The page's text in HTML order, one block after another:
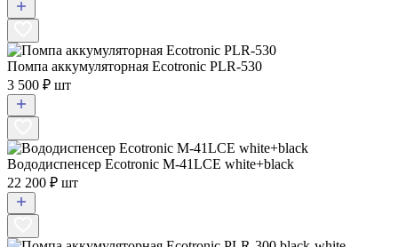
Помпа аккумуляторная Ecotronic PLR-530
3 500 ₽ шт
Вододиспенсер Ecotronic M-41LCE white+black
22 200 ₽ шт